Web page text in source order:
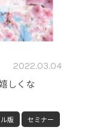
2022.03.04
しくな
版 セミナー